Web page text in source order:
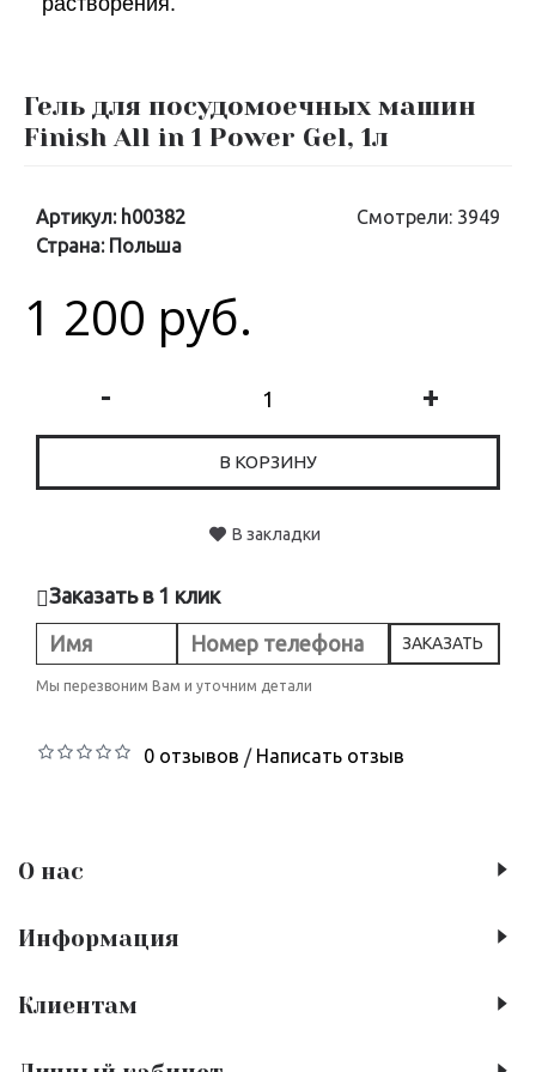
Гель для посудомоечных машин
Finish All in 1 Power Gel, 1л
Смотрели: 3949
Артикул: h00382
Страна: Польша
1 200 руб.
- +
В КОРЗИНУ
В закладки
Заказать в 1 клик
ЗАКАЗАТЬ
Мы перезвоним Вам и уточним детали
0 отзывов / Написать отзыв
О нас
Информация
Клиентам